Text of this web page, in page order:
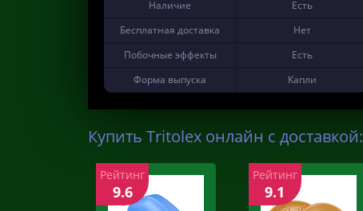
Наличие
Есть
Бесплатная доставка
Нет
Побочные эффекты
Есть
Форма выпуска
Капли
Купить Tritolex онлайн с доставкой:
Рейтинг
9.6
Рейтинг
9.1